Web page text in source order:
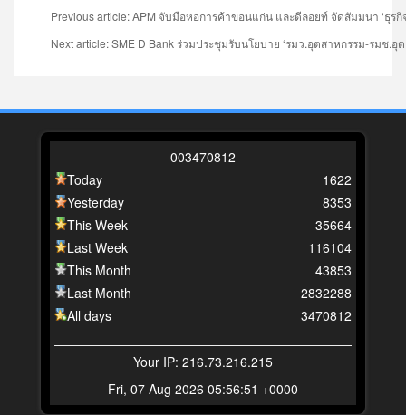
Previous article: APM จับมือหอการค้าขอนแก่น และดีลอยท์ จัดสัมมนา ‘ธุร
Next article: SME D Bank ร่วมประชุมรับนโยบาย ‘รมว.อุตสาหกรรม-รมช
003470812
Today
Yesterday
This Week
Last Week
This Month
Last Month
All days
1622
8353
35664
116104
43853
2832288
3470812
Your IP: 216.73.216.215
Fri, 07 Aug 2026 05:56:51 +0000